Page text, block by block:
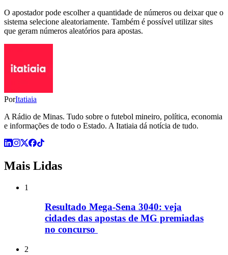
O apostador pode escolher a quantidade de números ou deixar que o
sistema selecione aleatoriamente. Também é possível utilizar sites
que geram números aleatórios para apostas.
PorItatiaia
A Rádio de Minas. Tudo sobre o futebol mineiro, política, economia
e informações de todo o Estado. A Itatiaia dá notícia de tudo.
Mais Lidas
1
Resultado Mega-Sena 3040: veja
cidades das apostas de MG premiadas
no concurso
2